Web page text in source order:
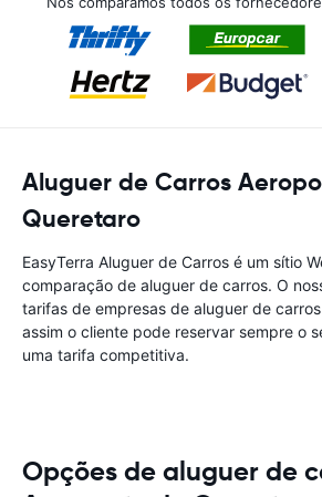
Aluguer de Carros
Queretaro
EasyTerra Aluguer de Carros é um sítio
comparação de aluguer de carros. O
tarifas de empresas de aluguer de
assim o cliente pode reservar sempre o
uma tarifa competitiva.
Opções de aluguer de